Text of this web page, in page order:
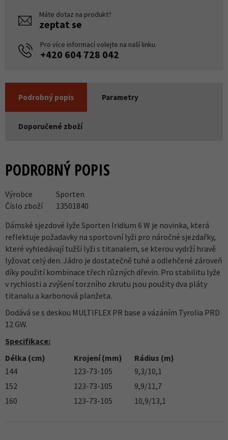
Máte dotaz na produkt?
zeptat se
Pro více informací volejte na naší linku.
+420 604 728 042
Podrobný popis Parametry
Doporučené zboží
PODROBNÝ POPIS
Výrobce
Sporten
Číslo zboží
13501840
Dámské sjezdové lyže Sporten Iridium 6 W je novinka, která
reflektuje požadavky na sportovní lyži pro náročné sjezdařky,
které vyhledávají tužší lyži s titanalem, se kterou vydrží hravě
lyžovat celý den. Jádro je dostatečně tuhé a odlehčené zároveň
díky použití kombinace třech různých dřevin. Pro stabilitu lyže
v rychlosti a zvýšení torzního zkrutu jsou použity dva pláty
titanalu a karbonová planžeta.
Dodává se s deskou MULTIFLEX PR base a vázáním Tyrolia PRD
12 GW.
Specifikace:
Délka (cm)
Krojení (mm)
Rádius (m)
144
123-73-105
9,3/10,1
152
123-73-105
9,9/11,7
160
123-73-105 10,9/13,1